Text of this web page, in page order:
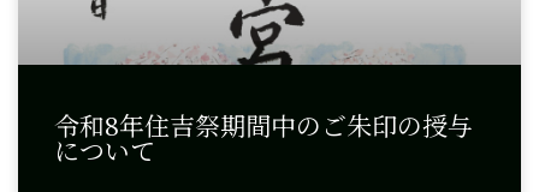
令和8年住吉祭期間中のご朱印の授与
について